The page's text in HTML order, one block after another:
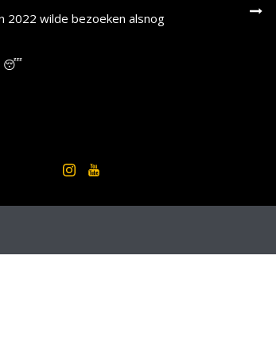
2022 wilde bezoeken alsnog
😴